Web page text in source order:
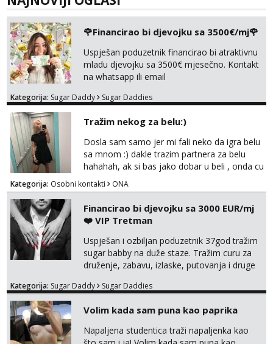
🌹Financirao bi djevojku sa 3500€/mj🌹
Uspješan poduzetnik financirao bi atraktivnu
mladu djevojku sa 3500€ mjesečno. Kontakt
na whatsapp ili email
Kategorija: Sugar Daddy Sugar Daddies
Tražim nekog za belu:)
Dosla sam samo jer mi fali neko da igra belu
sa mnom :) dakle trazim partnera za belu
hahahah, ak si bas jako dobar u beli , onda cu
razmislit za dalje Klikni na link ispod i nadji me
tamo, cekam te!
Kategorija: Osobni kontakti ONA
Financirao bi djevojku sa 3000 EUR/mj
❤️ VIP Tretman
Uspješan i ozbiljan poduzetnik 37god tražim
sugar babby na duže staze. Tražim curu za
druženje, zabavu, izlaske, putovanja i druge
otvorena, komunikativna, zgodna i atraktivna
markodalic37@gmail.com
Kategorija: Sugar Daddy Sugar Daddies
Volim kada sam puna kao paprika
Napaljena studentica traži napaljenka kao